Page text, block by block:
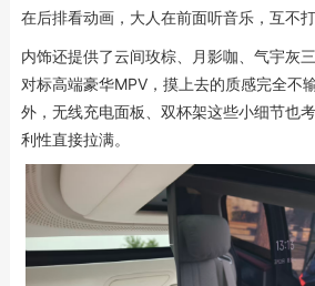
在后排看动画，大人在前面听音乐，互不打
内饰还提供了云间玫棕、月影咖、气宇灰
对标高端豪华MPV，摸上去的质感完全不
外，无线充电面板、双杯架这些小细节也
利性直接拉满。